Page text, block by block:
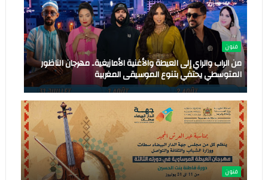
فنون
من الراب والراي إلى العيطة والأغنية الأمازيغية.. مهرجان الناظور
المتوسطي يحتفي بتنوع الموسيقى المغربية
فنون